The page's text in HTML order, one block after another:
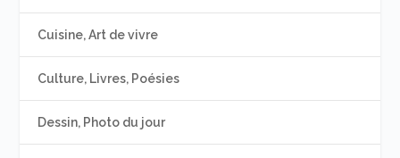
Cuisine, Art de vivre
Culture, Livres, Poésies
Dessin, Photo du jour